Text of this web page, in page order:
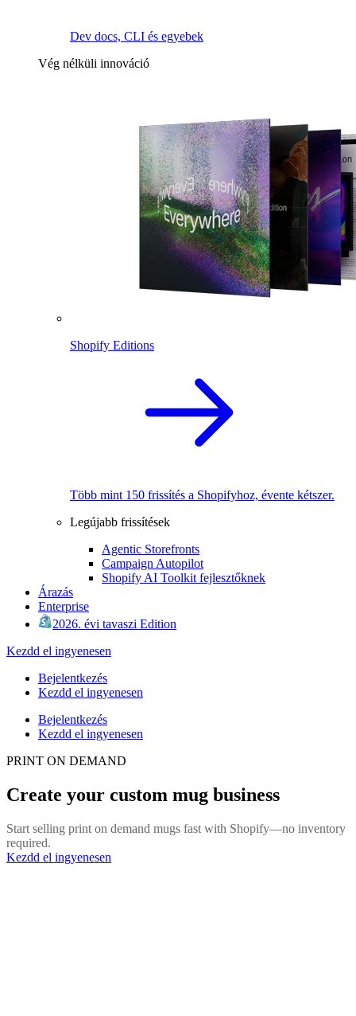
Dev docs, CLI és egyebek
Vég nélküli innováció
Shopify Editions
Több mint 150 frissítés a Shopifyhoz, évente kétszer.
Legújabb frissítések
Agentic Storefronts
Campaign Autopilot
Shopify AI Toolkit fejlesztőknek
Árazás
Enterprise
2026. évi tavaszi Edition
Kezdd el ingyenesen
Bejelentkezés
Kezdd el ingyenesen
Bejelentkezés
Kezdd el ingyenesen
PRINT ON DEMAND
Create your custom mug business
Start selling print on demand mugs fast with Shopify—no inventory
required.
Kezdd el ingyenesen